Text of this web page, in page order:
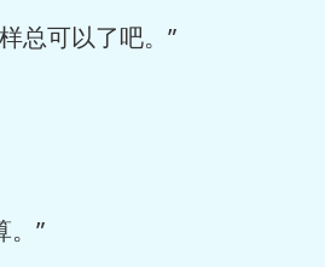
总可以了吧。”
。”